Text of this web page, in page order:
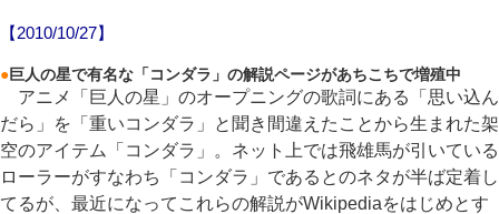
【2010/10/27】
●巨人の星で有名な「コンダラ」の解説ページがあちこちで増殖中
アニメ「巨人の星」のオープニングの歌詞にある「思い込ん
だら」を「重いコンダラ」と聞き間違えたことから生まれた架
空のアイテム「コンダラ」。ネット上では飛雄馬が引いている
ローラーがすなわち「コンダラ」であるとのネタが半ば定着し
てるが、最近になってこれらの解説がWikipediaをはじめとす